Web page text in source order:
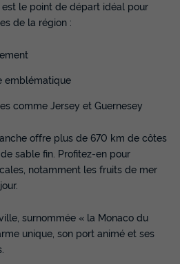
- Mobil-home -
Chambres
2
Salle de bain
1
est le point de départ idéal pour
de la région :
emblématique
comme Jersey et Guernesey
offre plus de 670 km de côtes
sable fin. Profitez-en pour
notamment les fruits de mer
surnommée « la Monaco du
unique, son port animé et ses